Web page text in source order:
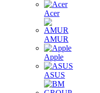
Acer
AMUR
Apple
ASUS